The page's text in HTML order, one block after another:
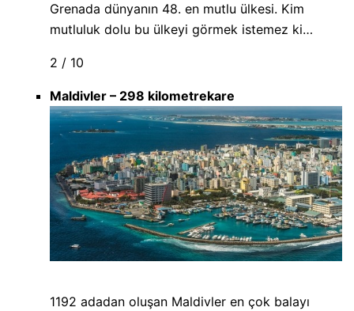
Grenada dünyanın 48. en mutlu ülkesi. Kim
mutluluk dolu bu ülkeyi görmek istemez ki…
2 / 10
Maldivler – 298 kilometrekare
1192 adadan oluşan Maldivler en çok balayı